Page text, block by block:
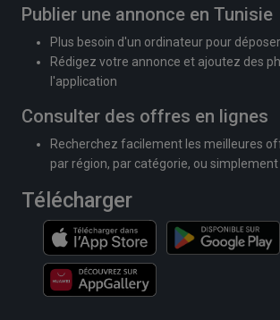
Publier une annonce en Tunisie
Plus besoin d'un ordinateur pour
Rédigez votre annonce et ajoutez des
l'application
Consulter des offres en lignes
Recherchez facilement les meilleures
par région, par catégorie, ou simplement
Télécharger